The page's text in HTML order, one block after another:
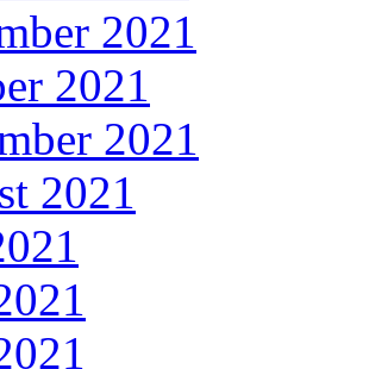
2021
2021
2021
2021